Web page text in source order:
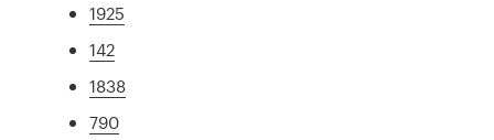
1925
142
1838
790